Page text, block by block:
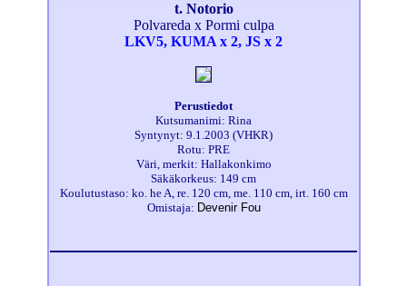
t. Notorio
Polvareda x Pormi culpa
LKV5, KUMA x 2, JS x 2
Perustiedot
Kutsumanimi: Rina
Syntynyt: 9.1.2003 (VHKR)
Rotu: PRE
Väri, merkit: Hallakonkimo
Säkäkorkeus: 149 cm
Koulutustaso: ko. he A, re. 120 cm, me. 110 cm, irt. 160 cm
Omistaja: Devenir Fou